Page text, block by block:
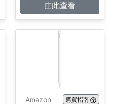
由此查看
Amazon 購買指南